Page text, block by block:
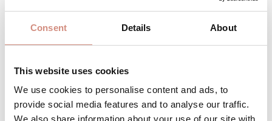
Consent Details About
This website uses cookies
We use cookies to personalise content and ads, to
provide social media features and to analyse our traffic.
We also share information about your use of our site with
dir!